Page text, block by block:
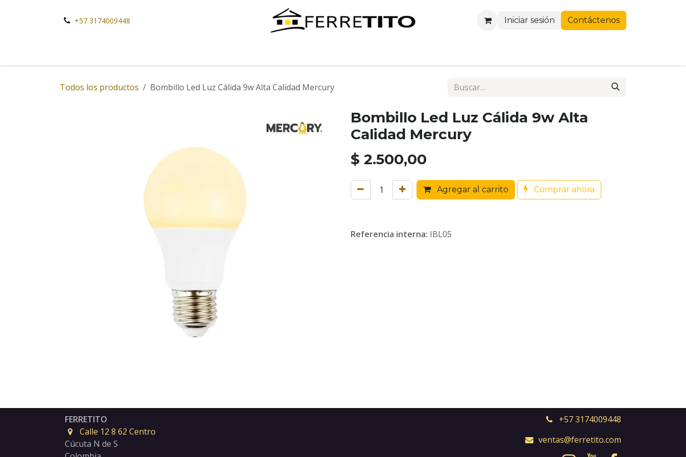
+57 3174009448
Iniciar sesión Contáctenos
Todos los productos Bombillo Led Luz Cálida 9w Alta Calidad Mercury
Bombillo Led Luz Cálida 9w Alta
Calidad Mercury
$ 2.500,00
Agregar al carrito Comprar ahora
Referencia interna: IBL05
FERRETITO
Calle 12 8 62 Centro
Cúcuta N de S
+57 3174009448
ventas@ferretito.com